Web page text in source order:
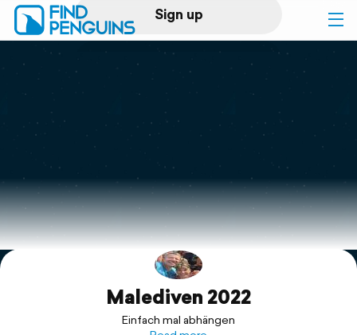
Sign up
Log in
Print a book
Flyover video
Explore
SupportMalediven 2022
Einfach mal abhängen